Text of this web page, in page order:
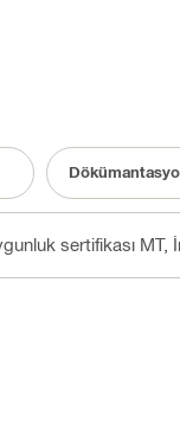
sertifikası MT,